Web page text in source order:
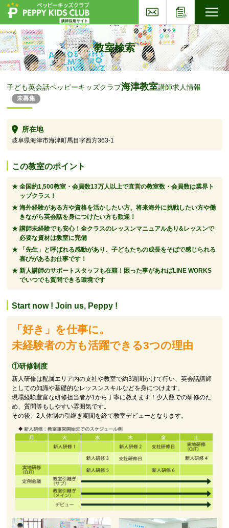
教室検索
子ども英会話ペッピーキッズクラブ海津教室講師求人情報
未募集
所在地
岐阜県海津市海津町馬目字西方363-1
この教室のポイント
全国約1,500教室・会員数13万人以上で直営の教室数・会員数は業界ト
ップクラス！
海外経験がある方や資格を活かしたい方、将来海外に挑戦したい方や働
きながら英会話を身につけたい方も歓迎！
講師未経験でも安心！全クラスのレッスンマニュアルあり&レッスンで
必要な資材は教室に完備
「先生」と呼ばれる感動があり、子どもたちの成長をそばで感じられる
喜びがあるお仕事です！
新人講師のサポートスタッフも在籍！困った事があればLINE WORKS
でいつでも質問できる環境です
Start now ! Join us, Peppy !
「好き」を仕事に。
未経験者の方も活躍できる3つの理由
①研修制度
新人研修は配属エリア内の支社や教室で約3週間かけて行い、英会話講師
としての知識や基礎的なレッスンスキルなどを身につけます。
現場経験豊富な研修担当者が1から丁寧に教えます！少人数での研修のた
め、質問等もしやすい雰囲気です。
その後、2人体制の引継ぎ期間を経て教室デビューとなります。